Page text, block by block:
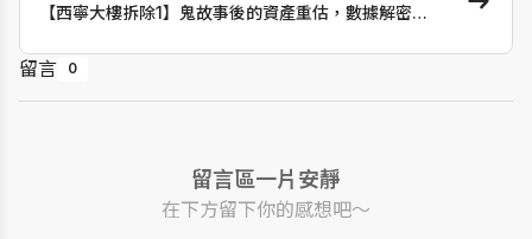
【西寧大樓拆除1】鬼故事後的資產重估，數據解密西
留言 0
留言區一片安靜
在下方留下你的感想吧～